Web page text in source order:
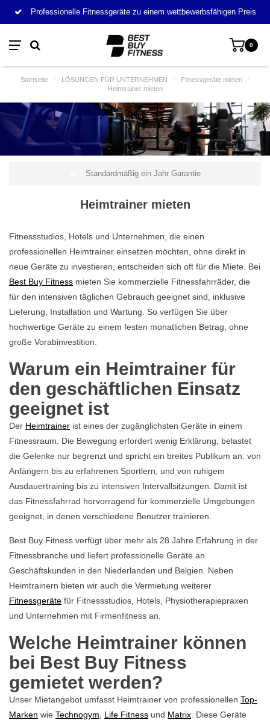
Professionelle Fitnessgeräte zu einem wettbewerbsfähigen Preis
0
Startseite / LÖSUNGEN FÜR UNTERNEHMEN / Fitnessgeräte mieten
/
Heimtrainer mieten
Standardmäßig ein Jahr Garantie
Heimtrainer mieten
Fitnessstudios, Hotels und Unternehmen, die einen
professionellen Heimtrainer einsetzen möchten, ohne direkt in
neue Geräte zu investieren, entscheiden sich oft für die Miete. Bei
Best Buy Fitness mieten Sie kommerzielle Fitnessfahrräder, die
für den intensiven täglichen Gebrauch geeignet sind, inklusive
Lieferung, Installation und Wartung. So verfügen Sie über
hochwertige Geräte zu einem festen monatlichen Betrag, ohne
große Vorabinvestition.
Warum ein Heimtrainer für
den geschäftlichen Einsatz
geeignet ist
Der Heimtrainer ist eines der zugänglichsten Geräte in einem
Fitnessraum. Die Bewegung erfordert wenig Erklärung, belastet
die Gelenke nur begrenzt und spricht ein breites Publikum an: von
Anfängern bis zu erfahrenen Sportlern, und von ruhigem
Ausdauertraining bis zu intensiven Intervallsitzungen. Damit ist
das Fitnessfahrrad hervorragend für kommerzielle Umgebungen
geeignet, in denen verschiedene Benutzer trainieren.
Best Buy Fitness verfügt über mehr als 28 Jahre Erfahrung in der
Fitnessbranche und liefert professionelle Geräte an
Geschäftskunden in den Niederlanden und Belgien. Neben
Heimtrainern bieten wir auch die Vermietung weiterer
Fitnessgeräte für Fitnessstudios, Hotels, Physiotherapiepraxen
und Unternehmen mit Firmenfitness an.
Welche Heimtrainer können
bei Best Buy Fitness
gemietet werden?
Unser Mietangebot umfasst Heimtrainer von professionellen Top-
Marken wie Technogym Life Fitness und Matrix . Diese Geräte